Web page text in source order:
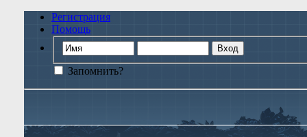
Регистрация
Помощь
Запомнить?